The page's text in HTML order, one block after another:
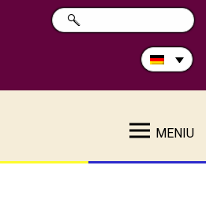
Durchsuchen
Sie
SUCHE
MENIU